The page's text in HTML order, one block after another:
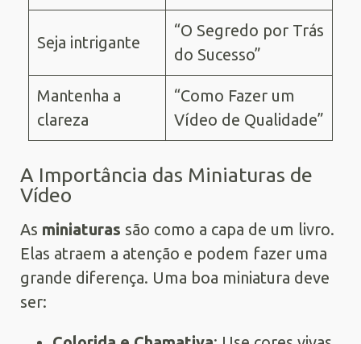
Seja intrigante
“O Segredo por Trás
do Sucesso”
Mantenha a
clareza
“Como Fazer um
Vídeo de Qualidade”
A Importância das Miniaturas de
Vídeo
As miniaturas são como a capa de um livro.
Elas atraem a atenção e podem fazer uma
grande diferença. Uma boa miniatura deve
ser: